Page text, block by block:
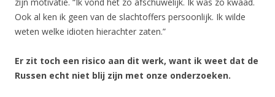
zijn motivatie. “Ik vond het zo afschuwelijk. Ik was zo kwaad.
Ook al ken ik geen van de slachtoffers persoonlijk. Ik wilde
weten welke idioten hierachter zaten.”
Er zit toch een risico aan dit werk, want ik weet dat de
Russen echt niet blij zijn met onze onderzoeken.